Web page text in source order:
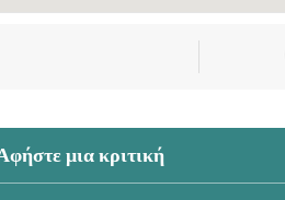
μια κριτική